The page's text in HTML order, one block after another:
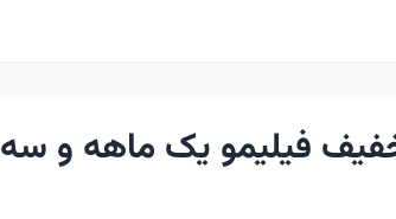
تخفیف فیلیمو یک ماهه و سه